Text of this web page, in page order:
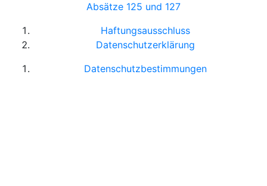
Absätze 125 und 127
Haftungsausschluss
Datenschutzerklärung
Datenschutzbestimmungen